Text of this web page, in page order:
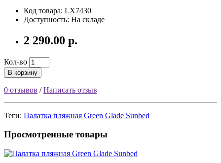
Код товара: LX7430
Доступность: На складе
2 290.00 р.
Кол-во
В корзину
0 отзывов /Написать отзыв
Теги: Палатка пляжная Green Glade Sunbed
Просмотренные товары